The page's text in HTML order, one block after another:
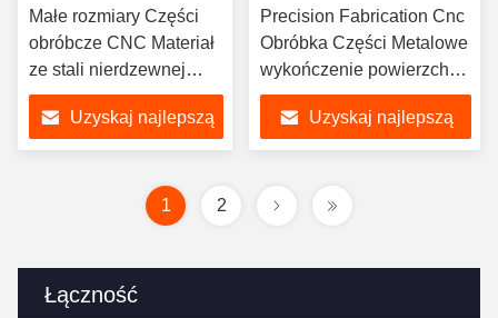
Łączność
Małe rozmiary Części
obróbcze CNC Materiał
ze stali nierdzewnej
Wysoka precyzja koloru
metaluUzyskaj najlepszą
Precision Fabrication Cnc
Obróbka Części Metalowe
wykończenie powierzchni
Certyfikat ISO
Uzyskaj najlepszą
1 2